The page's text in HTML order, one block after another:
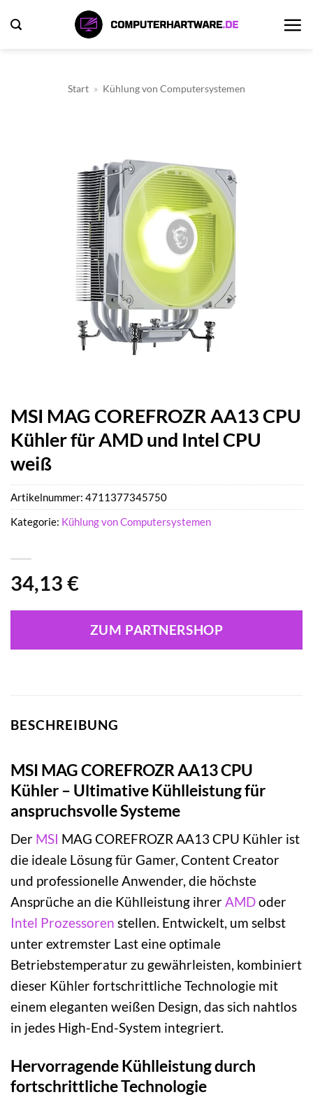
Inhalt
Start » Kühlung von Computersystemen
MSI MAG COREFROZR AA13 CPU
Kühler für AMD und Intel CPU
weiß
34,13 €
ZUM PARTNERSHOP
Artikelnummer: 4711377345750
Kategorie: Kühlung von Computersystemen
BESCHREIBUNG
MSI MAG COREFROZR AA13 CPU
Kühler – Ultimative Kühlleistung für
anspruchsvolle Systeme
Der MSI MAG COREFROZR AA13 CPU Kühler ist
die ideale Lösung für Gamer, Content Creator
und professionelle Anwender, die höchste
Ansprüche an die Kühlleistung ihrerAMDoder
Intel Prozessoren stellen. Entwickelt, um selbst
unter extremster Last eine optimale
Betriebstemperatur zu gewährleisten, kombiniert
dieser Kühler fortschrittliche Technologie mit
einem eleganten weißen Design, das sich nahtlos
in jedes High-End-System integriert.
Hervorragende Kühlleistung durch
fortschrittliche Technologie